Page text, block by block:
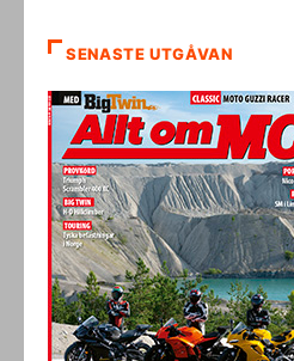
SENASTE UTGÅVAN